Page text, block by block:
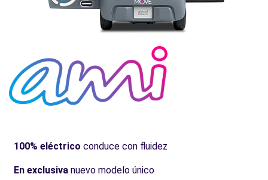
100% eléctrico conduce con fluidez
En exclusiva nuevo modelo único